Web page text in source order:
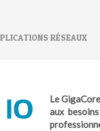
RÉSEAUX
Le
aux